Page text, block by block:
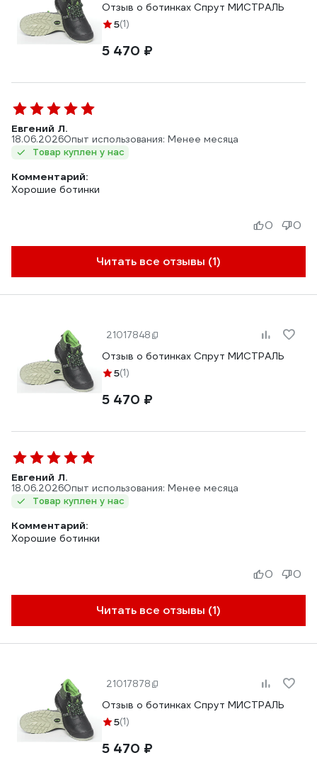
Отзыв о ботинках Спрут МИСТРАЛЬ
5(1)
5 470 ₽
Евгений Л.
18.06.2026Опыт использования: Менее месяца
Товар куплен у нас
Комментарий:
Хорошие ботинки
Читать все отзывы (1)
0 0
21017848
Отзыв о ботинках Спрут МИСТРАЛЬ
5(1)
5 470 ₽
Евгений Л.
18.06.2026Опыт использования: Менее месяца
Товар куплен у нас
Комментарий:
Хорошие ботинки
Читать все отзывы (1)
0 0
21017878
Отзыв о ботинках Спрут МИСТРАЛЬ
5(1)
5 470 ₽